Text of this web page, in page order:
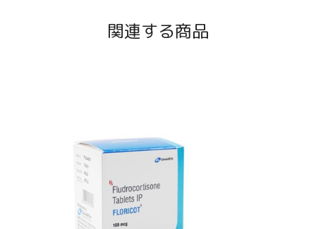
関連する商品